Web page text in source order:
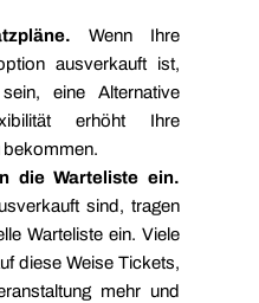
Wenn Ihre
ausverkauft ist,
eine Alternative
erhöht Ihre
bekommen.
die Warteliste ein.
sind, tragen
Warteliste ein. Viele
diese Weise Tickets,
mehr und